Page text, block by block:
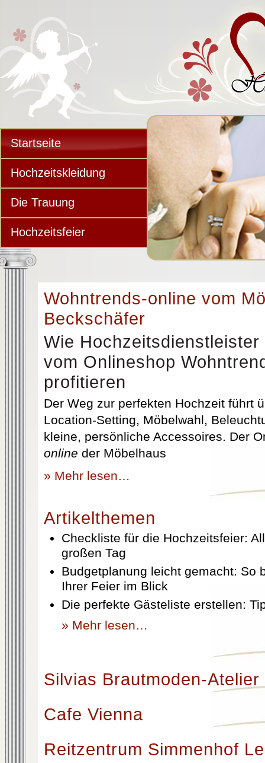
Startseite
Hochzeitskleidung
Die Trauung
Hochzeitsfeier
Wohntrends-online vom
Beckschäfer
Wie
vom Onlineshop
profitieren
Der Weg zur perfekten Hochzeit führt
Location-Setting, Möbelwahl,
kleine, persönliche Accessoires. Der
online der Möbelhaus
» Mehr lesen…
Artikelthemen
Checkliste für die Hochzeitsfeier:
großen Tag
Budgetplanung leicht gemacht: So
Ihrer Feier im Blick
Die perfekte Gästeliste erstellen:
» Mehr lesen…
Silvias Brautmoden-Atelier
Cafe Vienna
Reitzentrum Simmenhof